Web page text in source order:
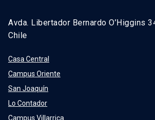
Avda. Libertador Bernardo O’Higgins
Chile
Casa Central
Campus Oriente
San Joaquín
Lo Contador
Campus Villarrica